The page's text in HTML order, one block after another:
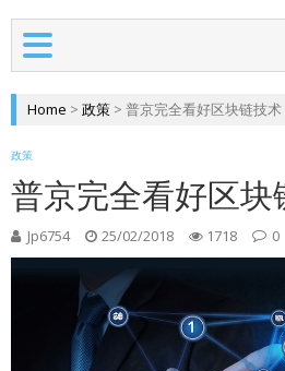
Home > 政策 > 普京完全看好区块链技术
政策
普京完全看好区块
Jp6754 25/02/2018 1718 0